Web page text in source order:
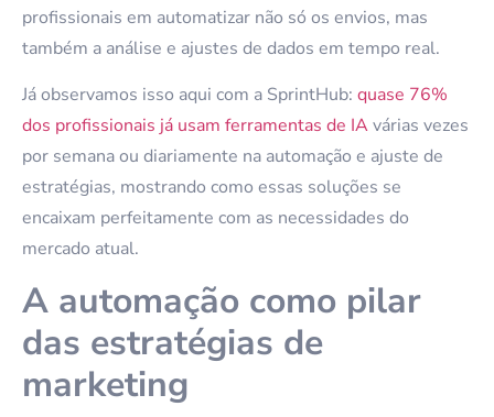
profissionais em automatizar não só os envios, mas
também a análise e ajustes de dados em tempo real.
Já observamos isso aqui com a SprintHub: quase 76%
dos profissionais já usam ferramentas de IAvárias vezes
por semana ou diariamente na automação e ajuste de
estratégias, mostrando como essas soluções se
encaixam perfeitamente com as necessidades do
mercado atual.
A automação como pilar
das estratégias de
marketing